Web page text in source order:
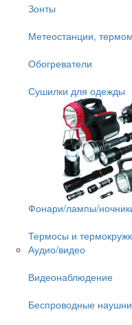
Зонты
Метеостанции,
Обогреватели
Сушилки для одежды
Фонари/лампы/
Термосы и
Аудио/видео
Видеонаблюдение
Беспроводные